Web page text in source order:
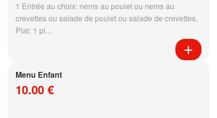
1 Entrée au choix: nems au poulet ou nems au
crevettes ou salade de poulet ou salade de crevettes,
Plat: 1 pl...
Menu Enfant
10.00 €